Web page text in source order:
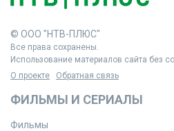
© ООО "НТВ-ПЛЮС"
Все права сохранены.
Использование материалов сайта без
О проекте
Обратная связь
ФИЛЬМЫ И СЕРИАЛЫ
Фильмы